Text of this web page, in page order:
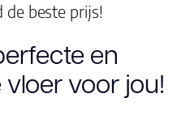
(jaren)
Garantie
de beste prijs!
en
voor jou!